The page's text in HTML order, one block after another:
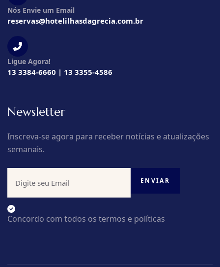
Nós Envie um Email
reservas@hotelilhasdagrecia.com.br
Ligue Agora!
13 3384-6660 | 13 3355-4586
Newsletter
Inscreva-se agora para receber notícias e atualizações
semanais.
Concordo com todos os termos e políticas